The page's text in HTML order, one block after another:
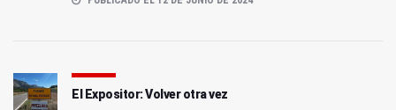
El Expositor: Volver otra vez